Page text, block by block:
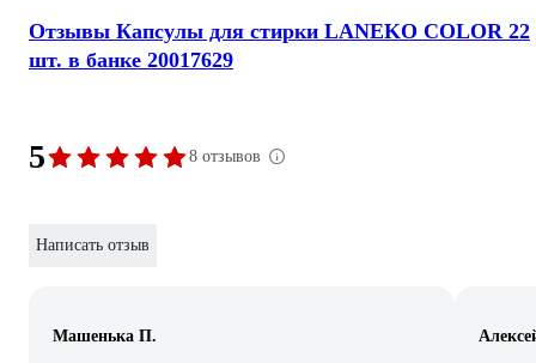
Отзывы Капсулы для стирки LANEKO COLOR 22
шт. в банке 20017629
5 8 отзывов
Написать отзыв
Машенька П.